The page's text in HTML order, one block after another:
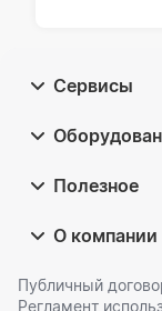
Сервисы
Полезное
О компании
Публичный
Регламент